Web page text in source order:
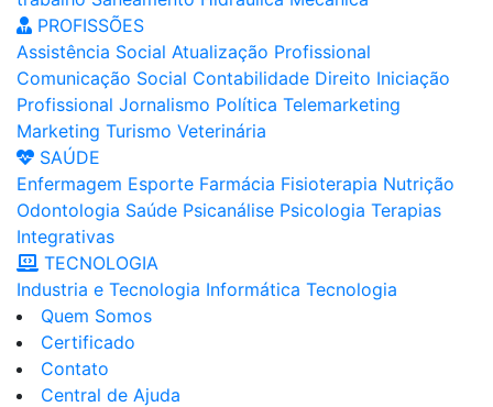
PROFISSÕES
Assistência Social Atualização Profissional
Comunicação Social Contabilidade Direito Iniciação
Profissional Jornalismo Política Telemarketing
Marketing Turismo Veterinária
SAÚDE
Enfermagem Esporte Farmácia Fisioterapia Nutrição
Odontologia Saúde Psicanálise Psicologia Terapias
Integrativas
TECNOLOGIA
Industria e Tecnologia Informática Tecnologia
Quem Somos
Certificado
Contato
Central de Ajuda